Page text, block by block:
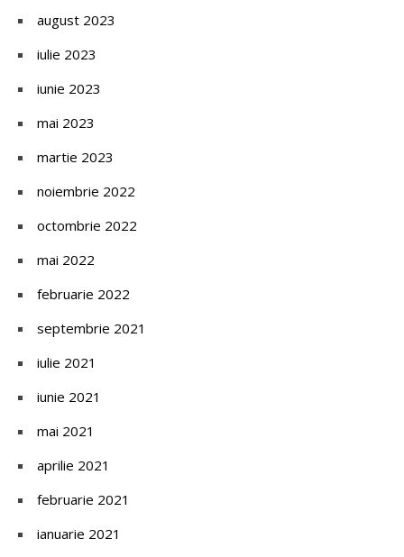
august 2023
iulie 2023
iunie 2023
mai 2023
martie 2023
noiembrie 2022
octombrie 2022
mai 2022
februarie 2022
septembrie 2021
iulie 2021
iunie 2021
mai 2021
aprilie 2021
februarie 2021
ianuarie 2021